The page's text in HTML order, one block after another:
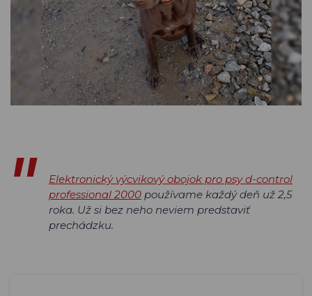
Elektronický výcvikový obojok pro psy d-control
professional 2000 používame každý deň už 2,5
roka. Už si bez neho neviem predstaviť
prechádzku.